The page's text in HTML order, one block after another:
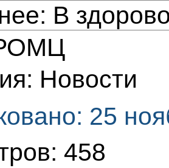
В
Новости
25
458